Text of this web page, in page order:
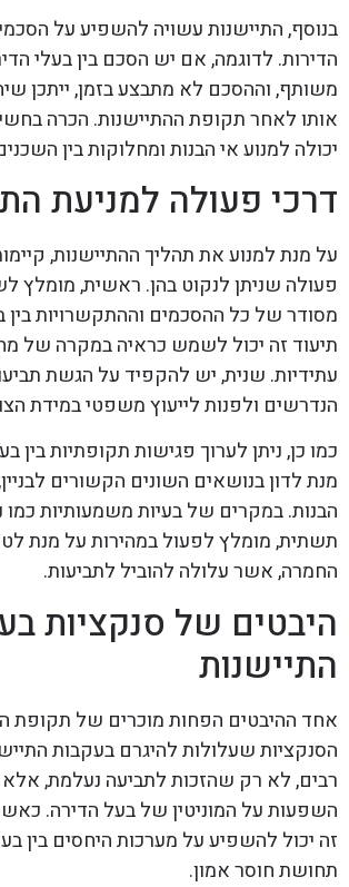
בנוסף, התיישנות עשויה להשפיע על
הדירות. לדוגמה, אם יש הסכם בין בעלי
משותף, וההסכם לא מתבצע בזמן, ייתכן
אותו לאחר תקופת ההתיישנות. הכרה
יכולה למנוע אי הבנות ומחלוקות בין
דרכי פעולה למניעת
על מנת למנוע את תהליך ההתיישנות,
פעולה שניתן לנקוט בהן. ראשית, מומלץ
מסודר של כל ההסכמים וההתקשרויות בין
תיעוד זה יכול לשמש כראיה במקרה של
עתידיות. שנית, יש להקפיד על הגשת
הנדרשים ולפנות לייעוץ משפטי במידת
כמו כן, ניתן לערוך פגישות תקופתיות בין
מנת לדון בנושאים השונים הקשורים
הבנות. במקרים של בעיות משמעותיות כמו
תשתית, מומלץ לפעול במהירות על מנת
החמרה, אשר עלולה להוביל לתביעות.
היבטים של סנקציות
התיישנות
אחד ההיבטים הפחות מוכרים של תקופת
הסנקציות שעלולות להיגרם בעקבות
רבים, לא רק שהזכות לתביעה נעלמת, אלא
השפעות על המוניטין של בעל הדירה.
זה יכול להשפיע על מערכות היחסים בין
תחושת חוסר אמון.